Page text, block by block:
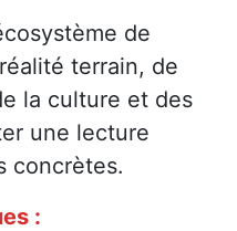
de
terrain, de
la culture et des
une lecture
concrètes.
: